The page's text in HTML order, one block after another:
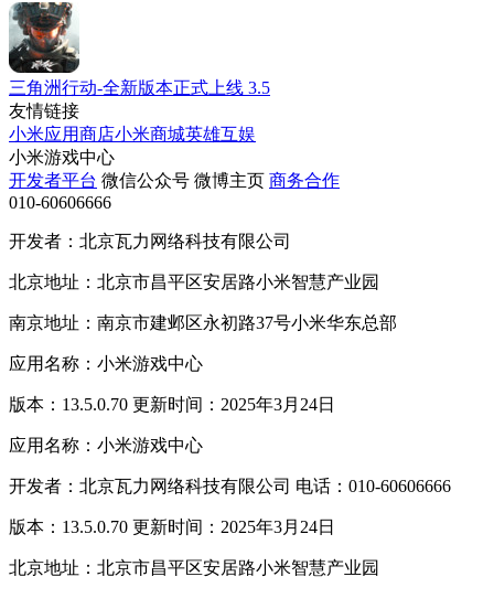
三角洲行动-全新版本正式上线 3.5
友情链接
小米应用商店小米商城英雄互娱
小米游戏中心
开发者平台 微信公众号 微博主页 商务合作
010-60606666
开发者：北京瓦力网络科技有限公司
北京地址：北京市昌平区安居路小米智慧产业园
南京地址：南京市建邺区永初路37号小米华东总部
应用名称：小米游戏中心
版本：13.5.0.70 更新时间：2025年3月24日
应用名称：小米游戏中心
开发者：北京瓦力网络科技有限公司 电话：010-60606666
版本：13.5.0.70 更新时间：2025年3月24日
北京地址：北京市昌平区安居路小米智慧产业园